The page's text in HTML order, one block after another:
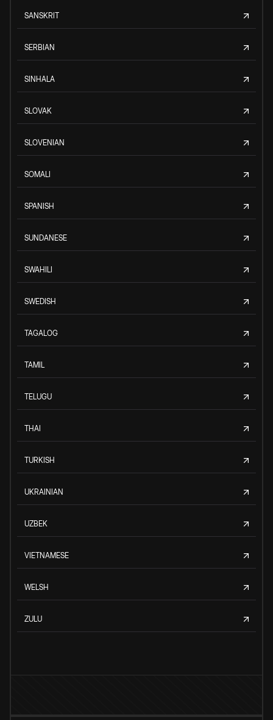
SANSKRIT
SERBIAN
SINHALA
SLOVAK
SLOVENIAN
SOMALI
SPANISH
SUNDANESE
SWAHILI
SWEDISH
TAGALOG
TAMIL
TELUGU
THAI
TURKISH
UKRAINIAN
UZBEK
VIETNAMESE
WELSH
ZULU